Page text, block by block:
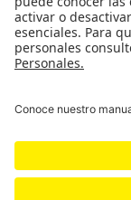
NEWSLETTER